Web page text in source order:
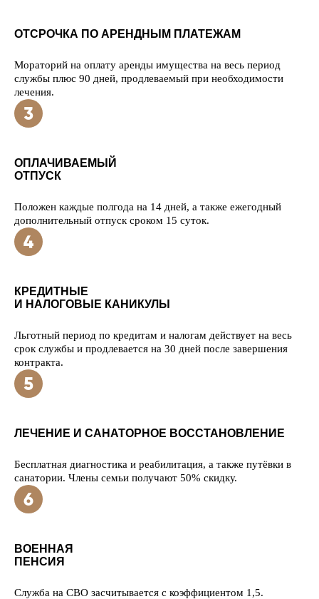
ОТСРОЧКА ПО АРЕНДНЫМ ПЛАТЕЖАМ
Мораторий на оплату аренды имущества на весь период
службы плюс 90 дней, продлеваемый при необходимости
лечения.
ОПЛАЧИВАЕМЫЙ
ОТПУСК
Положен каждые полгода на 14 дней, а также ежегодный
дополнительный отпуск сроком 15 суток.
КРЕДИТНЫЕ
И НАЛОГОВЫЕ КАНИКУЛЫ
Льготный период по кредитам и налогам действует на весь
срок службы и продлевается на 30 дней после завершения
контракта.
ЛЕЧЕНИЕ И САНАТОРНОЕ ВОССТАНОВЛЕНИЕ
Бесплатная диагностика и реабилитация, а также путёвки в
санатории. Члены семьи получают 50% скидку.
ВОЕННАЯ
ПЕНСИЯ
Служба на СВО засчитывается с коэффициентом 1,5.